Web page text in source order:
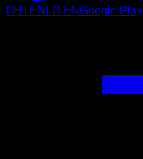
OBTÉNLO ENGoogle Play